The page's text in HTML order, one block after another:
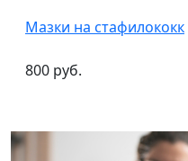
Мазки на стафилококк
800 руб.